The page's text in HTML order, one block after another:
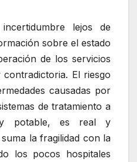
lejos de
sobre el estado
de los servicios
El riesgo
causadas por
de tratamiento a
potable, es real y
la fragilidad con la
los pocos hospitales